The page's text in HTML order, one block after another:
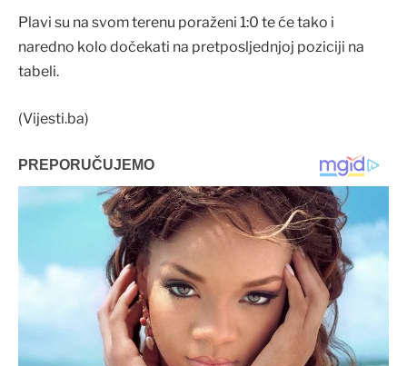
Plavi su na svom terenu poraženi 1:0 te će tako i
naredno kolo dočekati na pretposljednjoj poziciji na
tabeli.
(Vijesti.ba)